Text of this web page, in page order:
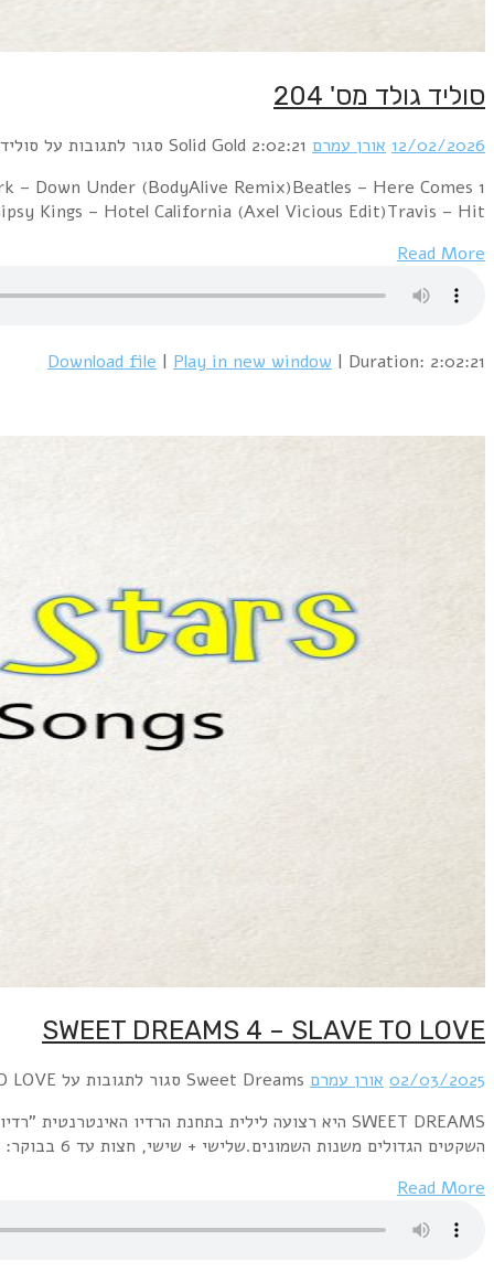
1 Goldie – Making Up Again (Dj 's' Bootleg Xtended
The Sun (Rhythm Scholar Remix)A-ha –
SWEET DREAMS היא רצועה לילית בתחנת הרדיו האינטרנטית "רדיו פלוס" www.radioplus.co.ilראשון + רביעי, חצות עד 6 בבוקר: השירים השקטים הגדולים משנות השבעים.שני+חמישי, חצות עד 6 בבוקר: השירים